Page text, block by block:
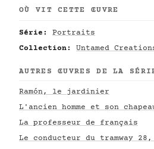
OÙ VIT CETTE ŒUVRE
Série:
Portraits
Collection:
Untamed
AUTRES ŒUVRES DE LA
Ramón, le jardinier
L'ancien homme et son
La professeur de français
Le conducteur du tramway 28,